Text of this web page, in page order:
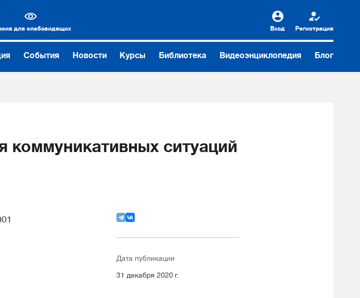
для слабовидящих Вход Регистрация
События Новости Курсы Библиотека Видеоэнциклопедия Блог
коммуникативных ситуаций
Дата публикации
31 декабря 2020 г.